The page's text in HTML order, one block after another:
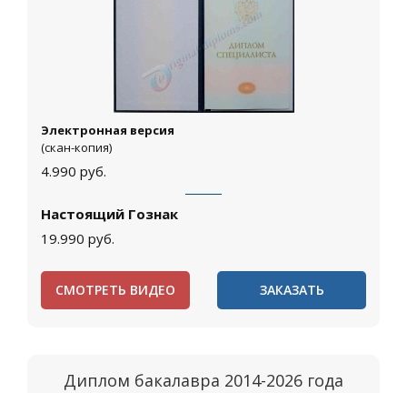
Электронная версия
(скан-копия)
4.990 руб.
Настоящий Гознак
19.990 руб.
СМОТРЕТЬ ВИДЕО ЗАКАЗАТЬ
Диплом бакалавра 2014-2026 года